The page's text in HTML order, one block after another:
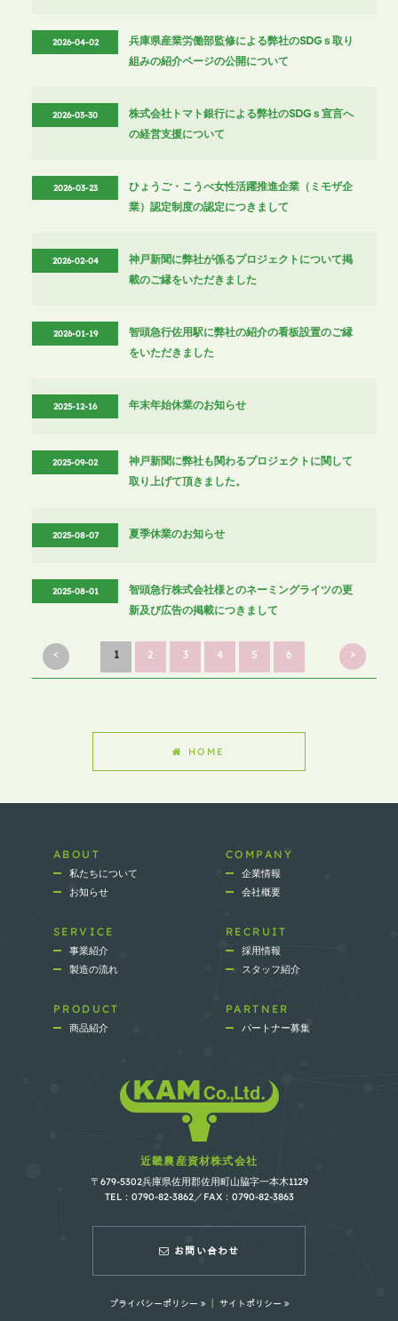
2026-04-02
兵庫県産業労働部監修による弊社のSDGｓ取り
組みの紹介ページの公開について
2026-03-30
株式会社トマト銀行による弊社のSDGｓ宣言へ
の経営支援について
2026-03-23
ひょうご・こうべ女性活躍推進企業（ミモザ企
業）認定制度の認定につきまして
2026-02-04
神戸新聞に弊社が係るプロジェクトについて掲
載のご縁をいただきました
2026-01-19
智頭急行佐用駅に弊社の紹介の看板設置のご縁
をいただきました
2025-12-16 年末年始休業のお知らせ
2025-09-02
神戸新聞に弊社も関わるプロジェクトに関して
取り上げて頂きました。
2025-08-07 夏季休業のお知らせ
2025-08-01
智頭急行株式会社様とのネーミングライツの更
新及び広告の掲載につきまして
< 1 2 3 4 5 6 >
HOME
ABOUT COMPANY
私たちについて
企業情報
お知らせ
会社概要
SERVICE RECRUIT
事業紹介
採用情報
製造の流れ
スタッフ紹介
PRODUCT PARTNER
商品紹介 パートナー募集
近畿農産資材株式会社
〒679-5302兵庫県佐用郡佐用町山脇字一本木1129
TEL：0790-82-3862／FAX：0790-82-3863
お問い合わせ
プライバシーポリシー サイトポリシー